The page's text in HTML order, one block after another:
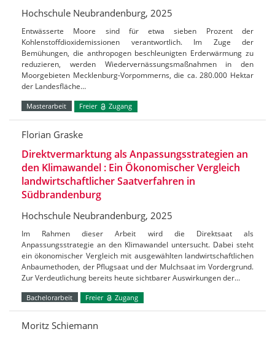
Hochschule Neubrandenburg, 2025
Entwässerte Moore sind für etwa sieben Prozent der
Kohlenstoffdioxidemissionen verantwortlich. Im Zuge der
Bemühungen, die anthropogen beschleunigten Erderwärmung zu
reduzieren, werden Wiedervernässungsmaßnahmen in den
Moorgebieten Mecklenburg-Vorpommerns, die ca. 280.000 Hektar
der Landesfläche…
Masterarbeit Freier Zugang
Florian Graske
Direktvermarktung als Anpassungsstrategien an
den Klimawandel : Ein Ökonomischer Vergleich
landwirtschaftlicher Saatverfahren in
Südbrandenburg
Hochschule Neubrandenburg, 2025
Im Rahmen dieser Arbeit wird die Direktsaat als
Anpassungsstrategie an den Klimawandel untersucht. Dabei steht
ein ökonomischer Vergleich mit ausgewählten landwirtschaftlichen
Anbaumethoden, der Pflugsaat und der Mulchsaat im Vordergrund.
Zur Verdeutlichung bereits heute sichtbarer Auswirkungen der…
Bachelorarbeit Freier Zugang
Moritz Schiemann